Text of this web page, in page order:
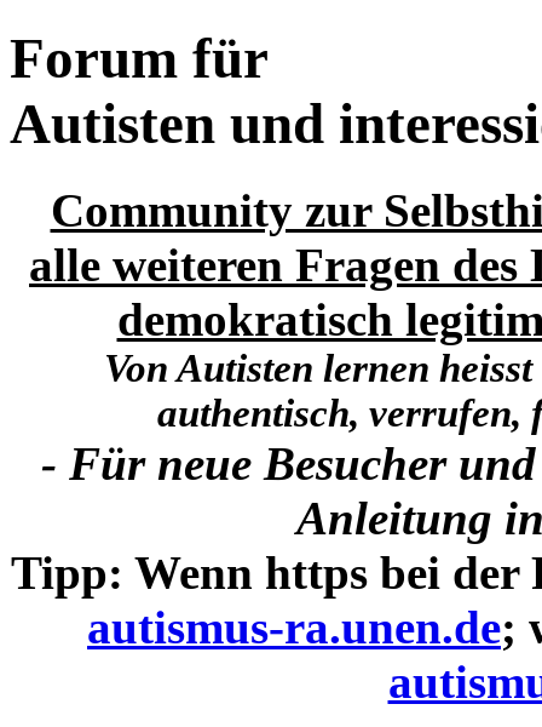
Forum für
Autisten und
Community zur
alle weiteren Fragen
demokratisch
Von Autisten lernen
authentisch, verrufen,
- Für neue Besucher
Anleitung
Tipp: Wenn https bei der
autismus-ra.unen.de;